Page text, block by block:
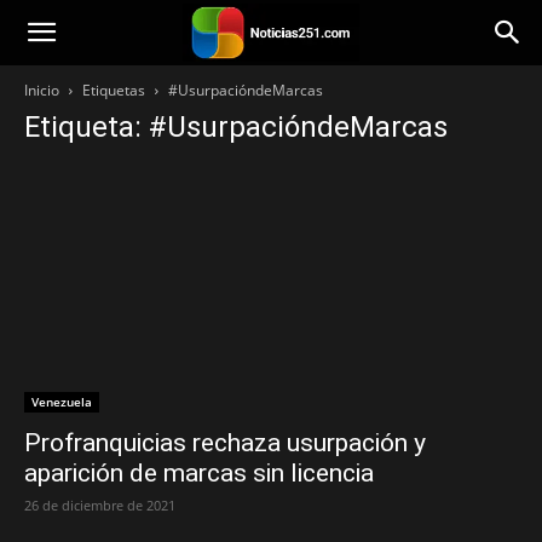
Noticias251
Inicio Etiquetas #UsurpacióndeMarcas
Etiqueta: #UsurpacióndeMarcas
Venezuela
Profranquicias rechaza usurpación y
aparición de marcas sin licencia
26 de diciembre de 2021